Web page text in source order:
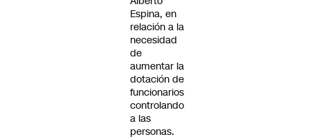
Espina, en
relación a la
necesidad
de
aumentar la
dotación de
funcionarios
controlando
a las
personas.